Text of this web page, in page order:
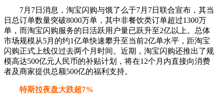
7月7日消息，淘宝闪购与饿了么于7月7日联合宣布，其当
日总订单数量突破8000万单，其中非餐饮类订单超过1300万
单，而淘宝闪购服务的日活跃用户量已跃升至2亿以上。总体
市场规模从5月的约1亿单快速攀升至当前2亿单水平，距淘宝
闪购正式上线仅过去两个月时间。近期，淘宝闪购还推出了规
模高达500亿元人民币的补贴计划，将在12个月内直接向消费
者及商家提供总额500亿的福利支持。
特斯拉夜盘大跌超7%